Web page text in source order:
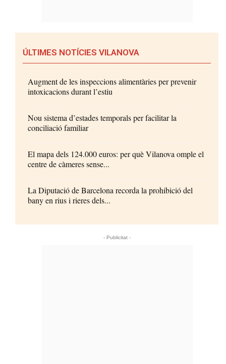
ÚLTIMES NOTÍCIES VILANOVA
Augment de les inspeccions alimentàries per prevenir
intoxicacions durant l’estiu
Nou sistema d’estades temporals per facilitar la
conciliació familiar
El mapa dels 124.000 euros: per què Vilanova omple el
centre de càmeres sense...
La Diputació de Barcelona recorda la prohibició del
bany en rius i rieres dels...
- Publicitat -